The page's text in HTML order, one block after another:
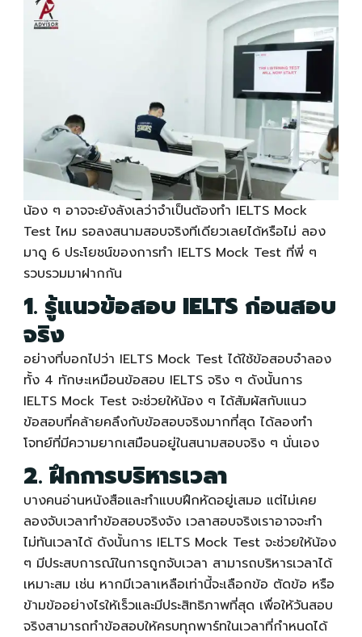
น้อง ๆ อาจจะยังลังเลว่าจำเป็นต้องทำ IELTS Mock
Testไหม รอลงสนามสอบจริงทีเดียวเลยได้หรือไม่ ลอง
มาดู 6 ประโยชน์ของการทำ IELTS Mock Testที่พี่ ๆ
รวบรวมมาฝากกัน
1. รู้แนวข้อสอบ IELTS ก่อนสอบ
จริง
อย่างที่บอกไปว่า IELTS Mock Testได้ใช้ข้อสอบจำลอง
ทั้ง 4 ทักษะเหมือนข้อสอบ IELTS จริง ๆ ดังนั้นการ
IELTS Mock Testจะช่วยให้น้อง ๆ ได้สัมผัสกับแนว
ข้อสอบที่คล้ายคลึงกับข้อสอบจริงมากที่สุด ได้ลองทำ
โจทย์ที่มีความยากเสมือนอยู่ในสนามสอบจริง ๆ นั่นเอง
2. ฝึกการบริหารเวลา
บางคนอ่านหนังสือและทำแบบฝึกหัดอยู่เสมอ แต่ไม่เคย
ลองจับเวลาทำข้อสอบจริงจัง เวลาสอบจริงเราอาจจะทำ
ไม่ทันเวลาได้ ดังนั้นการ IELTS Mock Testจะช่วยให้น้อง
ๆ มีประสบการณ์ในการถูกจับเวลา สามารถบริหารเวลาได้
เหมาะสม เช่น หากมีเวลาเหลือเท่านี้จะเลือกข้อ ตัดข้อ หรือ
ข้ามข้ออย่างไรให้เร็วและมีประสิทธิภาพที่สุด เพื่อให้วันสอบ
จริงสามารถทำข้อสอบให้ครบทุกพาร์ทในเวลาที่กำหนดได้